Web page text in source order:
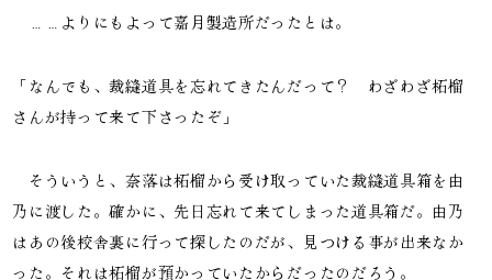
……よりにもよって嘉月製造所だったとは。
「なんでも、裁縫道具を忘れてきたんだって？ わざわざ柘榴
さんが持って来て下さったぞ」
そういうと、奈落は柘榴から受け取っていた裁縫道具箱を由
乃に渡した。確かに、先日忘れて来てしまった道具箱だ。由乃
はあの後校舎裏に行って探したのだが、見つける事が出来なか
った。それは柘榴が預かっていたからだったのだろう。